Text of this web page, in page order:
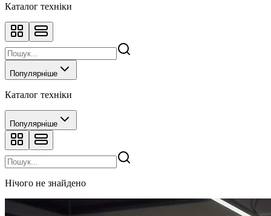
Каталог техніки
Популярніше
Каталог техніки
Популярніше
Нічого не знайдено